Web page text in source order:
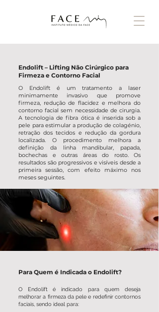
Endolift – Lifting Não Cirúrgico para
Firmeza e Contorno Facial
O Endolift é um tratamento a laser
minimamente invasivo que promove
firmeza, redução de flacidez e melhora do
contorno facial sem necessidade de cirurgia.
A tecnologia de fibra ótica é inserida sob a
pele para estimular a produção de colagénio,
retração dos tecidos e redução da gordura
localizada. O procedimento melhora a
definição da linha mandibular, papada,
bochechas e outras áreas do rosto. Os
resultados são progressivos e visíveis desde a
primeira sessão, com efeito máximo nos
meses seguintes.
Para Quem é Indicada o Endolift?
O Endolift é indicado para quem deseja
melhorar a firmeza da pele e redefinir contornos
faciais, sendo ideal para: